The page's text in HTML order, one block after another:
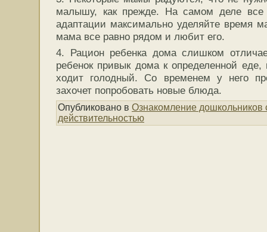
малышу, как прежде. На самом деле все
адаптации максимально уделяйте время
мама все равно рядом и любит его.
4. Рацион ребенка дома слишком
ребенок привык дома к определенной
ходит голодный. Со временем у него
захочет попробовать новые блюда.
Опубликовано в Ознакомление
действительностью